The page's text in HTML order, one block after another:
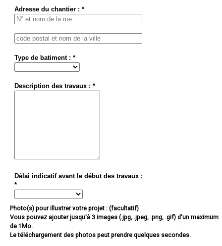
Adresse du chantier : *
Type de batiment : *
Description des travaux : *
Délai indicatif avant le début des travaux :
*
Photo(s) pour illustrer votre projet : (facultatif)
Vous pouvez ajouter jusqu'à 3 images (.jpg, .jpeg, .png, .gif) d'un maximum
de 1Mo.
Le téléchargement des photos peut prendre quelques secondes.